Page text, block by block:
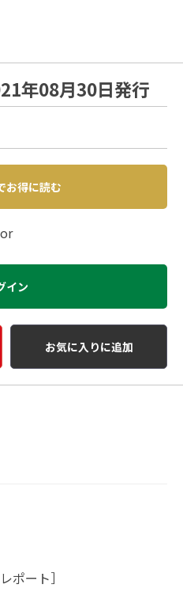
年08月30日発行
お得に読む
or
イン
お気に入りに追加
ポート］